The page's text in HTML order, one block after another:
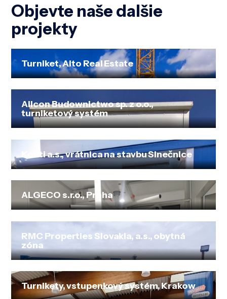
Objevte naše dalšie
projekty
Turniket, Alto Real Estate
Allcon Budownictwo sp. z o.o.,
turniketový systém
Konti a.s., vrátnica na stavbu Slnečnice
ALGECO s.r.o., Praha
RMC Properties Slovakia, a.s., obytná
zóna
Turnikety, vstupenkový systém, Krakow